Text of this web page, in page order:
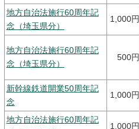
地方自治法施行60周年記
念（埼玉県分）
1,000円
地方自治法施行60周年記
念（埼玉県分）
500円
新幹線鉄道開業50周年記
念
1,000円
地方自治法施行60周年記
1,000円